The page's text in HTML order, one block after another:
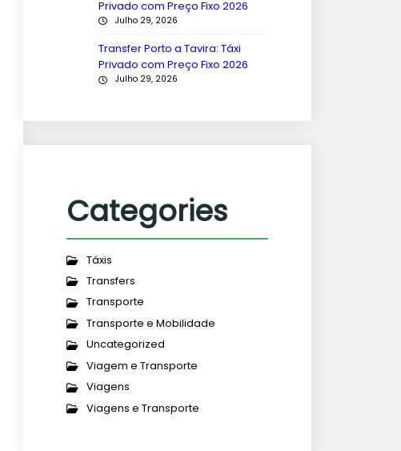
Privado com Preço Fixo 2026
Julho 29, 2026
Transfer Porto a Tavira: Táxi
Privado com Preço Fixo 2026
Julho 29, 2026
Categories
Táxis
Transfers
Transporte
Transporte e Mobilidade
Uncategorized
Viagem e Transporte
Viagens
Viagens e Transporte